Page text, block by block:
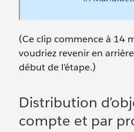
(Ce clip commence à 14
voudriez revenir en
début de l’étape.)
Distribution
compte et par